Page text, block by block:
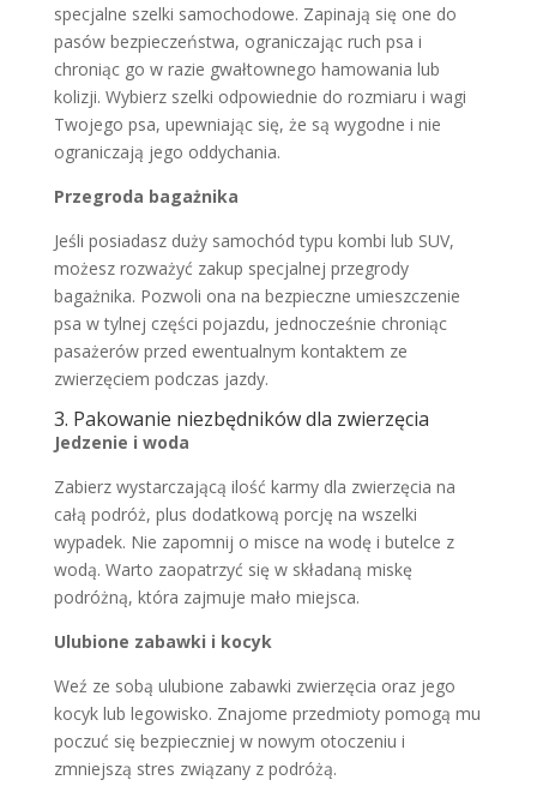
specjalne szelki samochodowe. Zapinają się one do
pasów bezpieczeństwa, ograniczając ruch psa i
chroniąc go w razie gwałtownego hamowania lub
kolizji. Wybierz szelki odpowiednie do rozmiaru i wagi
Twojego psa, upewniając się, że są wygodne i nie
ograniczają jego oddychania.
Przegroda bagażnika
Jeśli posiadasz duży samochód typu kombi lub SUV,
możesz rozważyć zakup specjalnej przegrody
bagażnika. Pozwoli ona na bezpieczne umieszczenie
psa w tylnej części pojazdu, jednocześnie chroniąc
pasażerów przed ewentualnym kontaktem ze
zwierzęciem podczas jazdy.
3. Pakowanie niezbędników dla zwierzęcia
Jedzenie i woda
Zabierz wystarczającą ilość karmy dla zwierzęcia na
całą podróż, plus dodatkową porcję na wszelki
wypadek. Nie zapomnij o misce na wodę i butelce z
wodą. Warto zaopatrzyć się w składaną miskę
podróżną, która zajmuje mało miejsca.
Ulubione zabawki i kocyk
Weź ze sobą ulubione zabawki zwierzęcia oraz jego
kocyk lub legowisko. Znajome przedmioty pomogą mu
poczuć się bezpieczniej w nowym otoczeniu i
zmniejszą stres związany z podróżą.